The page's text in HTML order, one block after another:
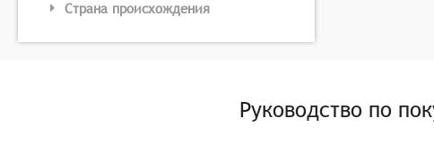
Страна происхождения
Руководство по